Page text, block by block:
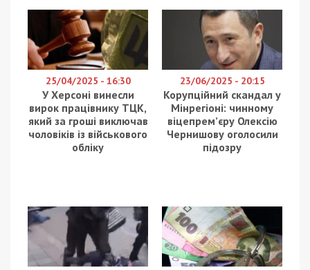
25/04/2025 - 16:30
У Херсоні винесли
вирок працівнику ТЦК,
який за гроші виключав
чоловіків із військового
обліку
23/06/2025 - 20:15
Корупційний скандал у
Мінрегіоні: чинному
віцепрем’єру Олексію
Чернишову оголосили
підозру